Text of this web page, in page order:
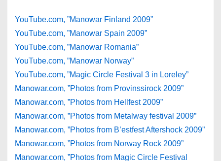
YouTube.com, ”Manowar Finland 2009”
YouTube.com, ”Manowar Spain 2009”
YouTube.com, ”Manowar Romania”
YouTube.com, ”Manowar Norway”
YouTube.com, ”Magic Circle Festival 3 in Loreley”
Manowar.com, ”Photos from Provinssirock 2009”
Manowar.com, ”Photos from Hellfest 2009”
Manowar.com, ”Photos from Metalway festival 2009”
Manowar.com, ”Photos from B’estfest Aftershock 2009”
Manowar.com, ”Photos from Norway Rock 2009”
Manowar.com, ”Photos from Magic Circle Festival